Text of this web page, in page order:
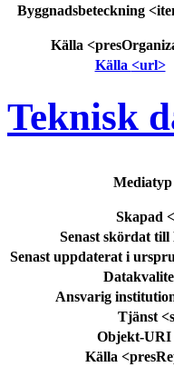
Byggnadsbeteckning
Källa
Källa <url>
Teknisk
Mediatyp
Skapad
Senast skördat till
Senast uppdaterat i
Ansvarig
Tjänst
Objekt-URI
Källa